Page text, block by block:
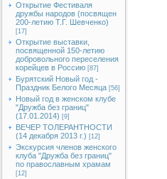
Открытие Фестиваля
дружбы народов (посвящен
200-летию Т.Г. Шевченко)
[17]
Открытие выставки,
посвященной 150-летию
добровольного переселения
корейцев в Россию [87]
Бурятский Новый год -
Праздник Белого Месяца [56]
Новый год в женском клубе
"Дружба без границ"
(17.01.2014) [9]
ВЕЧЕР ТОЛЕРАНТНОСТИ
(14 декабря 2013 г.) [12]
Экскурсия членов женского
клуба "Дружба без границ"
по православным храмам
[12]